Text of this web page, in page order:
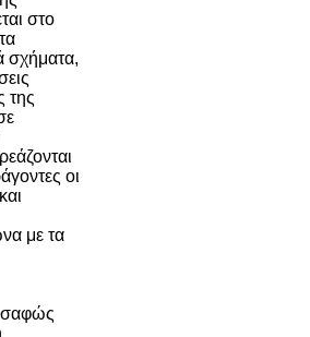
στο
σχήματα,
της
οι
με τα
σαφώς